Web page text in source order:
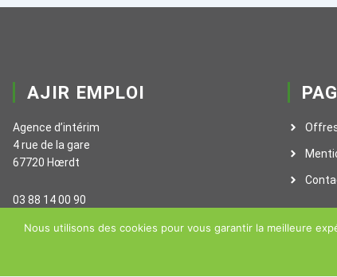
AJIR EMPLOI
Agence d’intérim
4 rue de la gare
67720 Hœrdt
03 88 14 00 90
Nous utilisons des cookies pour vous garantir la meilleure